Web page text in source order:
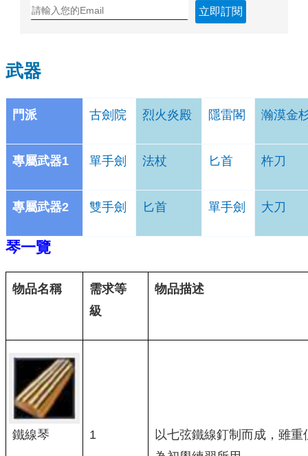
立即訂閱
武器
門派 古劍院 烈火炎殿 隱雷閣 瀚漠金
專屬武器1 單手劍 法杖 匕首 杵刀
專屬武器2 雙手劍 匕首 單手劍 大刀
琴一覽
物品名稱
需求等
級
物品描述
鐵線琴 1
以七弦鐵線釘制而成，雖重